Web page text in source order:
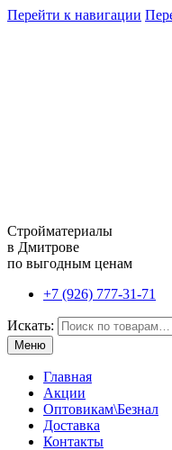
Перейти к навигации
Стройматериалы
в Дмитрове
по выгодным ценам
+7 (926) 777-31-71
Искать:
Меню
Главная
Акции
Оптовикам\Безнал
Доставка
Контакты